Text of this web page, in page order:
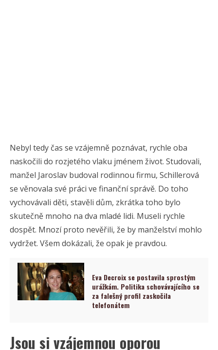
Nebyl tedy čas se vzájemně poznávat, rychle oba
naskočili do rozjetého vlaku jménem život. Studovali,
manžel Jaroslav budoval rodinnou firmu, Schillerová
se věnovala své práci ve finanční správě. Do toho
vychovávali děti, stavěli dům, zkrátka toho bylo
skutečně mnoho na dva mladé lidi. Museli rychle
dospět. Mnozí proto nevěřili, že by manželství mohlo
vydržet. Všem dokázali, že opak je pravdou.
Eva Decroix se postavila sprostým
urážkám. Politika schovávajícího se
za falešný profil zaskočila
telefonátem
Jsou si vzájemnou oporou